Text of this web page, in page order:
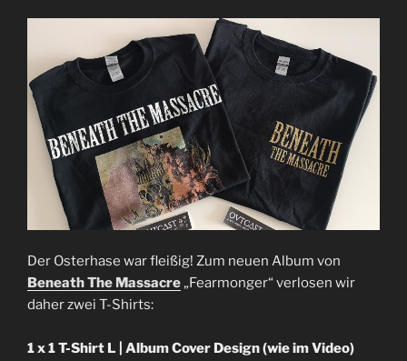
Der Osterhase war fleißig! Zum neuen Album von
Beneath The Massacre„Fearmonger“ verlosen wir
daher zwei T-Shirts:
1 x 1 T-Shirt L | Album Cover Design (wie im Video)